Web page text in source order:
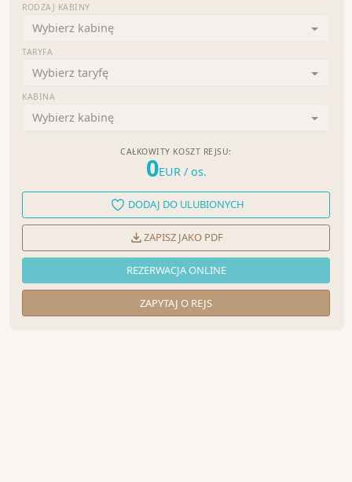
RODZAJ KABINY
Wybierz kabinę
TARYFA
Wybierz taryfę
KABINA
Wybierz kabinę
CAŁKOWITY KOSZT REJSU:
0EUR / os.
DODAJ DO ULUBIONYCH
ZAPISZ JAKO PDF
REZERWACJA ONLINE
ZAPYTAJ O REJS